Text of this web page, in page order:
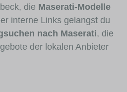
die Maserati-Modelle
interne Links gelangst du
nach Maserati, die
der lokalen Anbieter